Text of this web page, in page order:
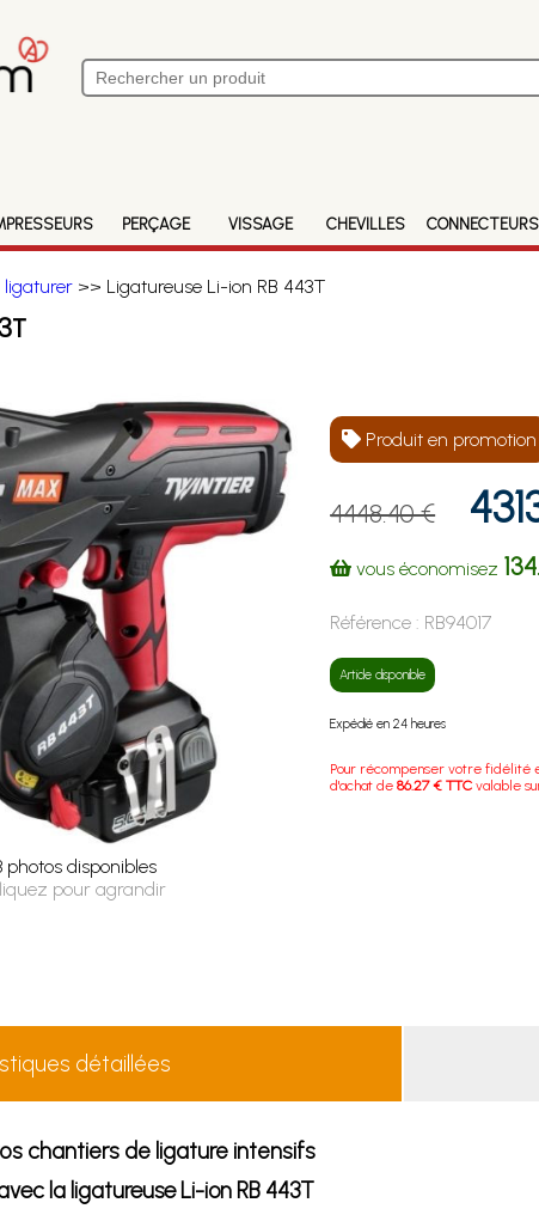
PERÇAGE VISSAGE CHEVILLES CONNECTEURS
ligaturer>> Ligatureuse Li-ion RB 443T
photos disponibles
pour agrandir
Produit en promotion
4448.40 €
vous économisez
Référence : RB94017
Article disponible
Expédié en 24 heures
Pour récompenser votre fidélité
d'achat de86.27 € TTC valable
détaillées
chantiers de ligature intensifs
la ligatureuse Li-ion RB 443T